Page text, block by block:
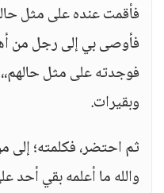
فأقمت عنده على مثل
فأوصى بي إلى رجل من
فوجدته على مثل
وبقيرات.
ثم احتضر، فكلمته؛
والله ما أعلمه بقي أحد